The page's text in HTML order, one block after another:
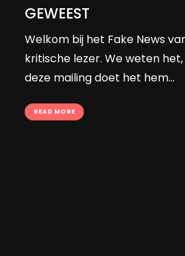
GEWEEST
Welkom bij het Fake News
kritische lezer. We weten
deze mailing doet het hem…
READ MORE